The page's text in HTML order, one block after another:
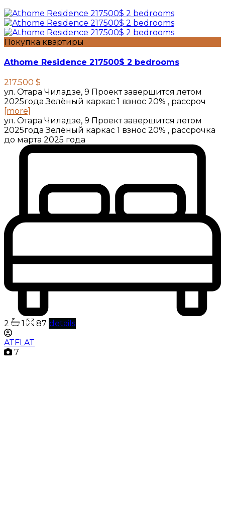
Покупка квартиры
Athome Residence 217500$ 2 bedrooms
217.500 $
ул. Отара Чиладзе, 9 Проект завершится летом
2025года Зелёный каркас 1 взнос 20% , рассроч
[more]
ул. Отара Чиладзе, 9 Проект завершится летом
2025года Зелёный каркас 1 взнос 20% , рассрочка
до марта 2025 года
2 1 87 details
ATFLAT
7